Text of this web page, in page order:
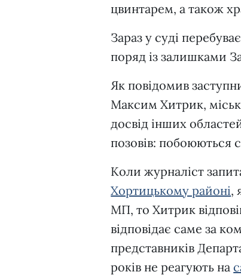
цвинтарем, а також
Зараз у суді
поряд із залишками
Як повідомив
Максим Хитрик,
досвід інших
позовів: побоюються
Коли журналіст
Хортицькому районі,
МП, то Хитрик
відповідає саме за
представників
років не реагують на